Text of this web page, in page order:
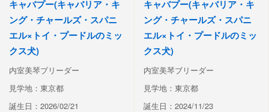
キャバプー(キャバリア・キ
ング・チャールズ・スパニ
エル×トイ・プードルのミッ
クス犬)
内室美琴ブリーダー
見学地：東京都
誕生日：2026/02/21
キャバプー(キャバリア・キ
ング・チャールズ・スパニ
エル×トイ・プードルのミッ
クス犬)
内室美琴ブリーダー
見学地：東京都
誕生日：2024/11/23